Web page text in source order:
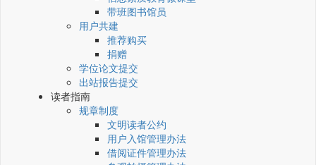
带班图书馆员
用户共建
推荐购买
捐赠
学位论文提交
出站报告提交
读者指南
规章制度
文明读者公约
用户入馆管理办法
借阅证件管理办法